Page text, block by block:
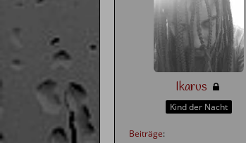
Ikarus
Kind der Nacht
Beiträge